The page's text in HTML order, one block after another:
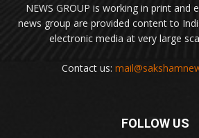
NEWS GROUP is working in print and
news group are provided content to
electronic media at very large
Contact us:
FOLLOW US